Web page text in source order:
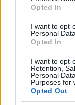
Opted In
I want to opt-
Personal
Opted In
I want to opt-
Retention,
Personal
Purposes for
Opted Out
16 éve
Ma este a
záporjózsi